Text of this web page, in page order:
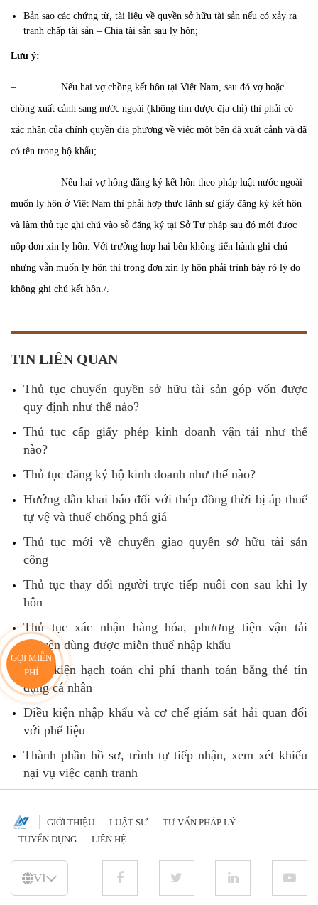
Bản sao các chứng từ, tài liệu về quyền sở hữu tài sản nếu có xảy ra
tranh chấp tài sản – Chia tài sản sau ly hôn;
Lưu ý:
– Nếu hai vợ chồng kết hôn tại Việt Nam, sau đó vợ hoặc
chồng xuất cảnh sang nước ngoài (không tìm được địa chỉ) thì phải có
xác nhận của chính quyền địa phương về việc một bên đã xuất cảnh và đã
có tên trong hộ khẩu;
– Nếu hai vợ hồng đăng ký kết hôn theo pháp luật nước ngoài
muốn ly hôn ở Việt Nam thì phải hợp thức lãnh sự giấy đăng ký kết hôn
và làm thủ tục ghi chú vào sổ đăng ký tại Sở Tư pháp sau đó mới được
nộp đơn xin ly hôn. Với trường hợp hai bên không tiến hành ghi chú
nhưng vẫn muốn ly hôn thì trong đơn xin ly hôn phải trình bày rõ lý do
không ghi chú kết hôn./.
TIN LIÊN QUAN
Thủ tục chuyển quyền sở hữu tài sản góp vốn được
quy định như thế nào?
Thủ tục cấp giấy phép kinh doanh vận tải như thế
nào?
Thủ tục đăng ký hộ kinh doanh như thế nào?
Hướng dẫn khai báo đối với thép đồng thời bị áp thuế
tự vệ và thuế chống phá giá
Thủ tục mới về chuyển giao quyền sở hữu tài sản
công
Thủ tục thay đổi người trực tiếp nuôi con sau khi ly
hôn
Thủ tục xác nhận hàng hóa, phương tiện vận tải
chuyên dùng được miễn thuế nhập khẩu
Điều kiện hạch toán chi phí thanh toán bằng thẻ tín
dụng cá nhân
Điều kiện nhập khẩu và cơ chế giám sát hải quan đối
với phế liệu
Thành phần hồ sơ, trình tự tiếp nhận, xem xét khiếu
nại vụ việc cạnh tranh
VI
GIỚI THIỆU LUẬT SƯ
TƯ VẤN PHÁP LÝ
TUYỂN DỤNG
LIÊN HỆ
GỌI MIỄN
PHÍ